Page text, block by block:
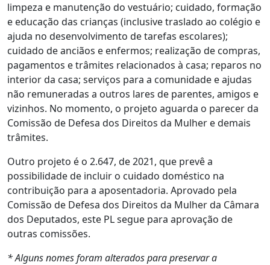
limpeza e manutenção do vestuário; cuidado, formação
e educação das crianças (inclusive traslado ao colégio e
ajuda no desenvolvimento de tarefas escolares);
cuidado de anciãos e enfermos; realização de compras,
pagamentos e trâmites relacionados à casa; reparos no
interior da casa; serviços para a comunidade e ajudas
não remuneradas a outros lares de parentes, amigos e
vizinhos. No momento, o projeto aguarda o parecer da
Comissão de Defesa dos Direitos da Mulher e demais
trâmites.
Outro projeto é o 2.647, de 2021, que prevê a
possibilidade de incluir o cuidado doméstico na
contribuição para a aposentadoria. Aprovado pela
Comissão de Defesa dos Direitos da Mulher da Câmara
dos Deputados, este PL segue para aprovação de
outras comissões.
* Alguns nomes foram alterados para preservar a